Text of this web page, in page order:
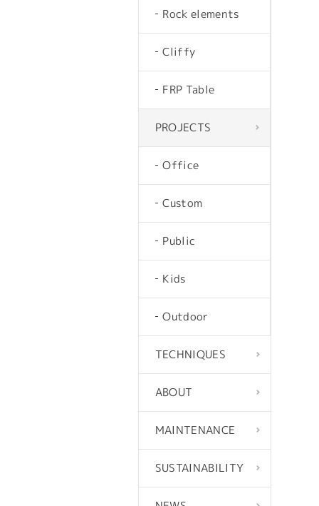
Rock elements
Cliffy
FRP Table
PROJECTS
Office
Custom
Public
Kids
Outdoor
TECHNIQUES
ABOUT
MAINTENANCE
SUSTAINABILITY